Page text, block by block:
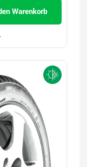
Warenkorb